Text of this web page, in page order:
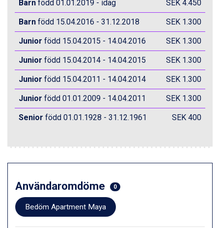
St. Anton från 11.245 kr.
Zell am See från 6.295 kr.
Canazei från 7.195 kr.
Livigno från 5.595 kr.
Ponte di Legno från 7.395 kr.
Sauze dOulx från 6.145 kr.
Alleghe från 8.545 kr.
Bad Gastein från 6.295 kr.
Arabba från 11.045 kr.
Cervinia från 8.245 kr.
Sestriere från 6.945 kr.
Ischgl från 11.295 kr.
Wagrain från 7.095 kr.
Fieberbrunn från 9.645 kr.
Barn född 01.01.2019 - idag SEK 4.450
Barn född 15.04.2016 - 31.12.2018 SEK 1.300
Junior född 15.04.2015 - 14.04.2016 SEK 1.300
Junior född 15.04.2014 - 14.04.2015 SEK 1.300
Junior född 15.04.2011 - 14.04.2014 SEK 1.300
Junior född 01.01.2009 - 14.04.2011 SEK 1.300
Senior född 01.01.1928 - 31.12.1961 SEK 400
Användaromdöme 0
Bedöm Apartment Maya